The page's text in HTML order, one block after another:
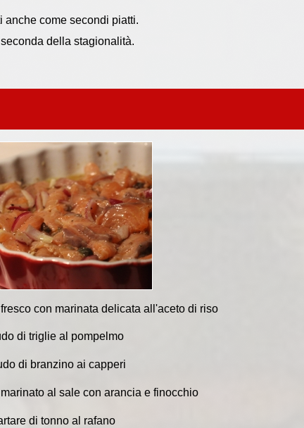
come secondi piatti.
della stagionalità.
con marinata delicata all'aceto di riso
di triglie al pompelmo
di branzino ai capperi
al sale con arancia e finocchio
di tonno al rafano